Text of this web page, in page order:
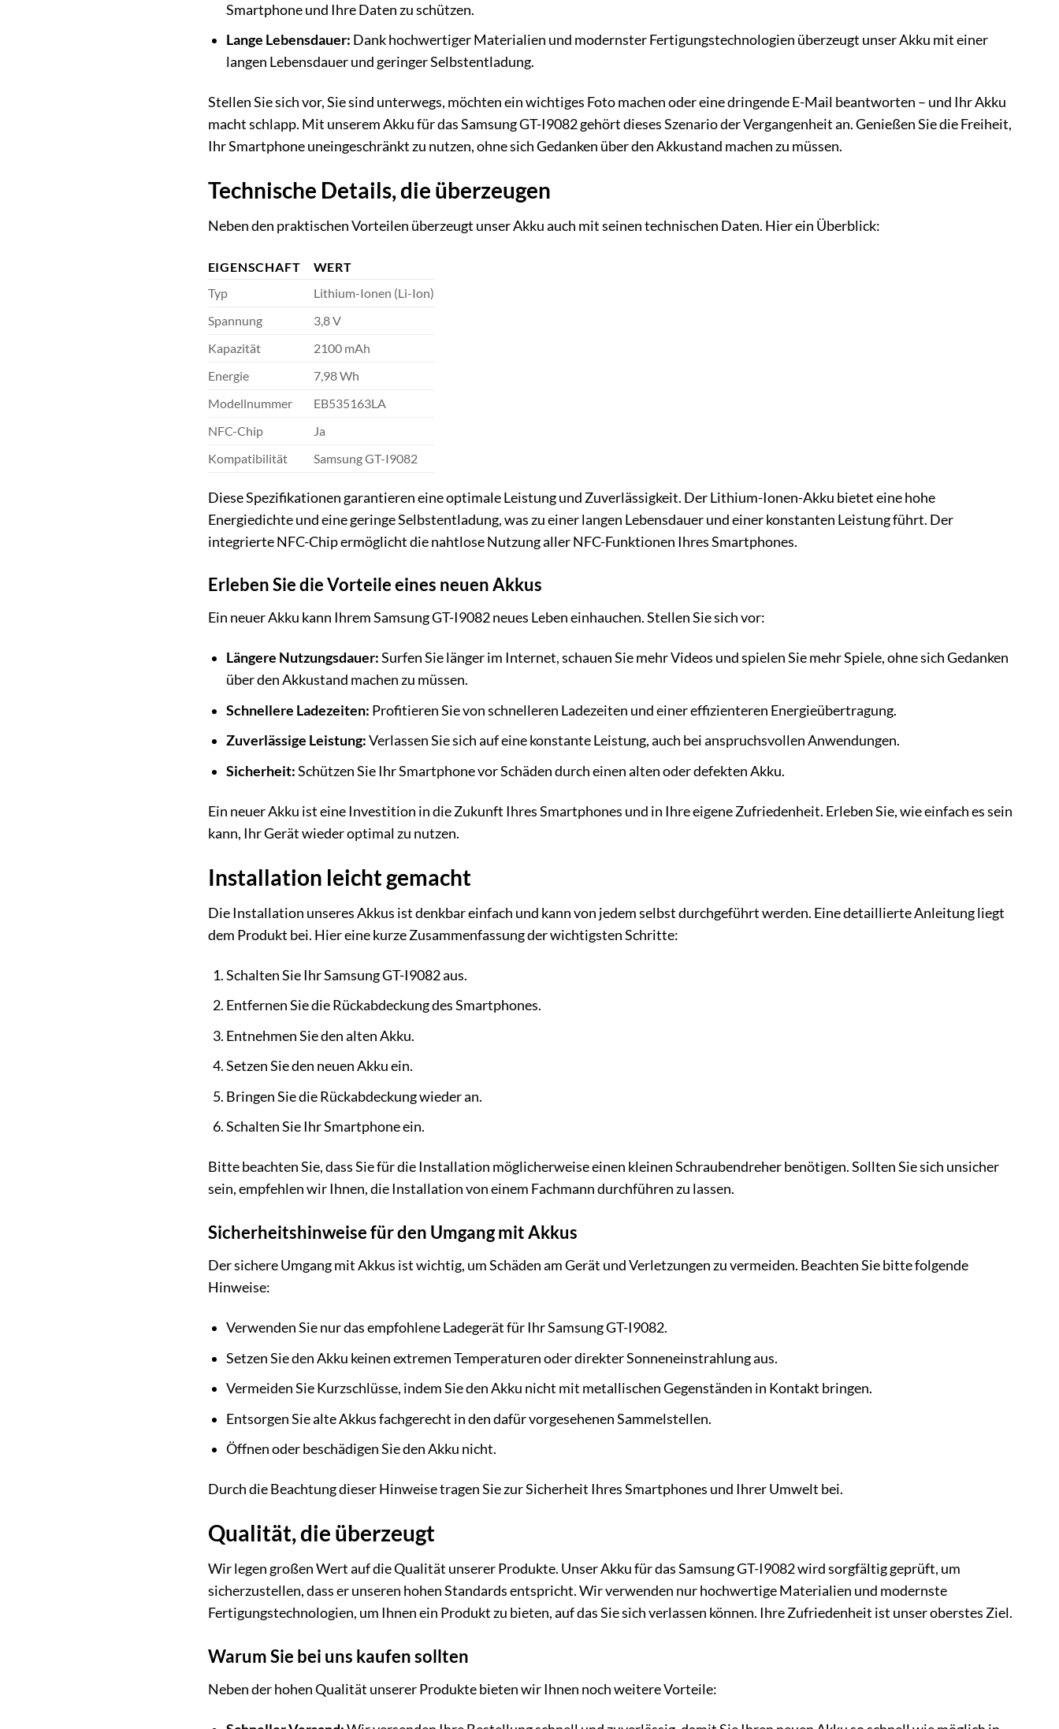
Smartphone und Ihre Daten zu schützen.
Lange Lebensdauer: Dank hochwertiger Materialien und modernster Fertigungstechnologien überzeugt unser Akku mit einer
langen Lebensdauer und geringer Selbstentladung.
Stellen Sie sich vor, Sie sind unterwegs, möchten ein wichtiges Foto machen oder eine dringende E-Mail beantworten – und Ihr Akku
macht schlapp. Mit unserem Akku für das Samsung GT-I9082 gehört dieses Szenario der Vergangenheit an. Genießen Sie die Freiheit,
Ihr Smartphone uneingeschränkt zu nutzen, ohne sich Gedanken über den Akkustand machen zu müssen.
Technische Details, die überzeugen
Neben den praktischen Vorteilen überzeugt unser Akku auch mit seinen technischen Daten. Hier ein Überblick:
EIGENSCHAFT
WERT
Typ
Lithium-Ionen (Li-Ion)
Spannung
3,8 V
Kapazität
2100 mAh
Energie
7,98 Wh
Modellnummer
EB535163LA
NFC-Chip
Ja
Kompatibilität
Samsung GT-I9082
Diese Spezifikationen garantieren eine optimale Leistung und Zuverlässigkeit. Der Lithium-Ionen-Akku bietet eine hohe
Energiedichte und eine geringe Selbstentladung, was zu einer langen Lebensdauer und einer konstanten Leistung führt. Der
integrierte NFC-Chip ermöglicht die nahtlose Nutzung aller NFC-Funktionen Ihres Smartphones.
Erleben Sie die Vorteile eines neuen Akkus
Ein neuer Akku kann Ihrem Samsung GT-I9082 neues Leben einhauchen. Stellen Sie sich vor:
Längere Nutzungsdauer:Surfen Sie länger im Internet, schauen Sie mehr Videos und spielen Sie mehr Spiele, ohne sich Gedanken
über den Akkustand machen zu müssen.
Schnellere Ladezeiten: Profitieren Sie von schnelleren Ladezeiten und einer effizienteren Energieübertragung.
Zuverlässige Leistung:Verlassen Sie sich auf eine konstante Leistung, auch bei anspruchsvollen Anwendungen.
Sicherheit:Schützen Sie Ihr Smartphone vor Schäden durch einen alten oder defekten Akku.
Ein neuer Akku ist eine Investition in die Zukunft Ihres Smartphones und in Ihre eigene Zufriedenheit. Erleben Sie, wie einfach es sein
kann, Ihr Gerät wieder optimal zu nutzen.
Installation leicht gemacht
Die Installation unseres Akkus ist denkbar einfach und kann von jedem selbst durchgeführt werden. Eine detaillierte Anleitung liegt
dem Produkt bei. Hier eine kurze Zusammenfassung der wichtigsten Schritte:
Schalten Sie Ihr Samsung GT-I9082 aus.
Entfernen Sie die Rückabdeckung des Smartphones.
Entnehmen Sie den alten Akku.
Setzen Sie den neuen Akku ein.
Bringen Sie die Rückabdeckung wieder an.
Schalten Sie Ihr Smartphone ein.
Bitte beachten Sie, dass Sie für die Installation möglicherweise einen kleinen Schraubendreher benötigen. Sollten Sie sich unsicher
sein, empfehlen wir Ihnen, die Installation von einem Fachmann durchführen zu lassen.
Sicherheitshinweise für den Umgang mit Akkus
Der sichere Umgang mit Akkus ist wichtig, um Schäden am Gerät und Verletzungen zu vermeiden. Beachten Sie bitte folgende
Hinweise:
Verwenden Sie nur das empfohlene Ladegerät für Ihr Samsung GT-I9082.
Setzen Sie den Akku keinen extremen Temperaturen oder direkter Sonneneinstrahlung aus.
Vermeiden Sie Kurzschlüsse, indem Sie den Akku nicht mit metallischen Gegenständen in Kontakt bringen.
Entsorgen Sie alte Akkus fachgerecht in den dafür vorgesehenen Sammelstellen.
Öffnen oder beschädigen Sie den Akku nicht.
Durch die Beachtung dieser Hinweise tragen Sie zur Sicherheit Ihres Smartphones und Ihrer Umwelt bei.
Qualität, die überzeugt
Wir legen großen Wert auf die Qualität unserer Produkte. Unser Akku für das Samsung GT-I9082 wird sorgfältig geprüft, um
sicherzustellen, dass er unseren hohen Standards entspricht. Wir verwenden nur hochwertige Materialien und modernste
Fertigungstechnologien, um Ihnen ein Produkt zu bieten, auf das Sie sich verlassen können. Ihre Zufriedenheit ist unser oberstes Ziel.
Warum Sie bei uns kaufen sollten
Neben der hohen Qualität unserer Produkte bieten wir Ihnen noch weitere Vorteile: